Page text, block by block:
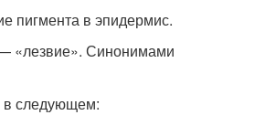
пигмента в эпидермис.
— «лезвие». Синонимами
в следующем: